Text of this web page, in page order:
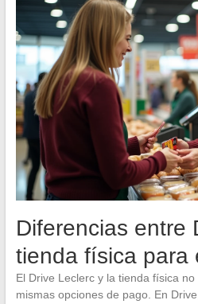
Diferencias entre
tienda física para
El Drive Leclerc y la tienda física
mismas opciones de pago. En